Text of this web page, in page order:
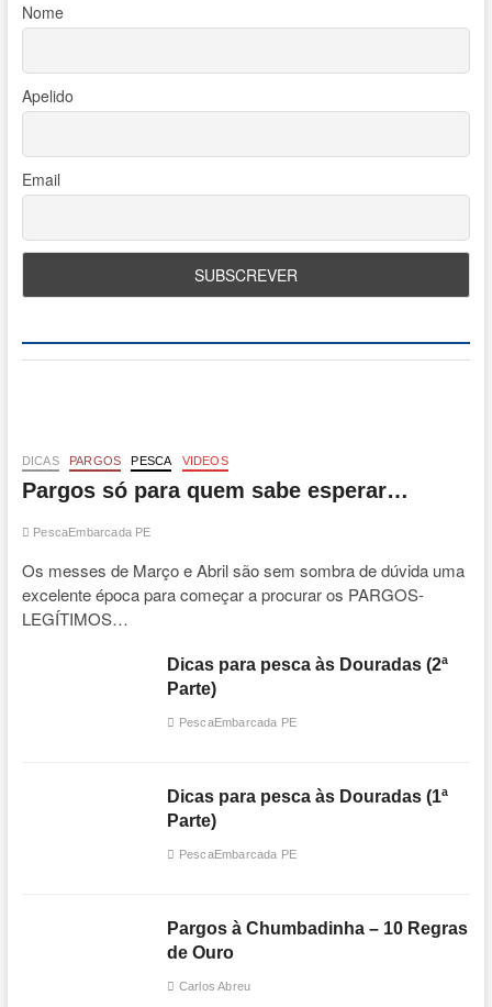
Nome
Apelido
Email
DICAS PARGOS PESCA VIDEOS
Pargos só para quem sabe esperar…
PescaEmbarcada PE
Os messes de Março e Abril são sem sombra de dúvida uma
excelente época para começar a procurar os PARGOS-
LEGÍTIMOS…
Dicas para pesca às Douradas (2ª
Parte)
PescaEmbarcada PE
Dicas para pesca às Douradas (1ª
Parte)
PescaEmbarcada PE
Pargos à Chumbadinha – 10 Regras
de Ouro
Carlos Abreu